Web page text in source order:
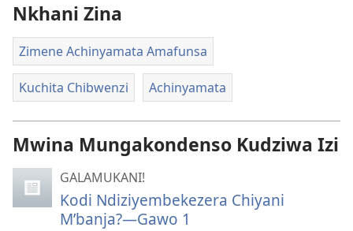
Nkhani Zina
Zimene Achinyamata Amafunsa
Kuchita Chibwenzi Achinyamata
Mwina Mungakondenso Kudziwa Izi
GALAMUKANI!
Kodi Ndiziyembekezera Chiyani
M’banja?—Gawo 1